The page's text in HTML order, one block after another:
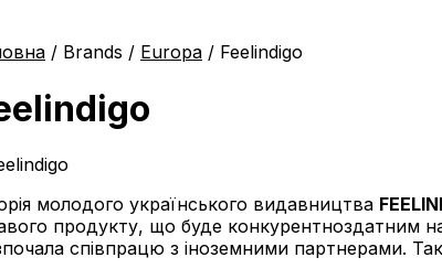
/ Brands / Europa / Feelindigo
молодого українського видавництва
продукту, що буде конкурентноздатним
співпрацю з іноземними партнерами.